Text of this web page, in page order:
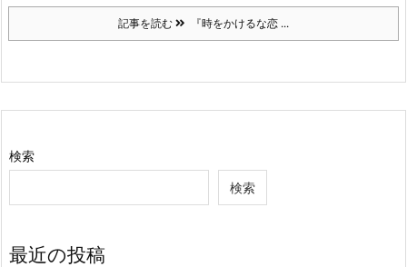
記事を読む 『時をかけるな恋 ...
検索
検索
最近の投稿